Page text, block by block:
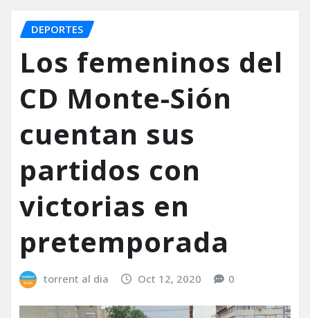
DEPORTES
Los femeninos del
CD Monte-Sión
cuentan sus
partidos con
victorias en
pretemporada
torrent al dia Oct 12, 2020 0